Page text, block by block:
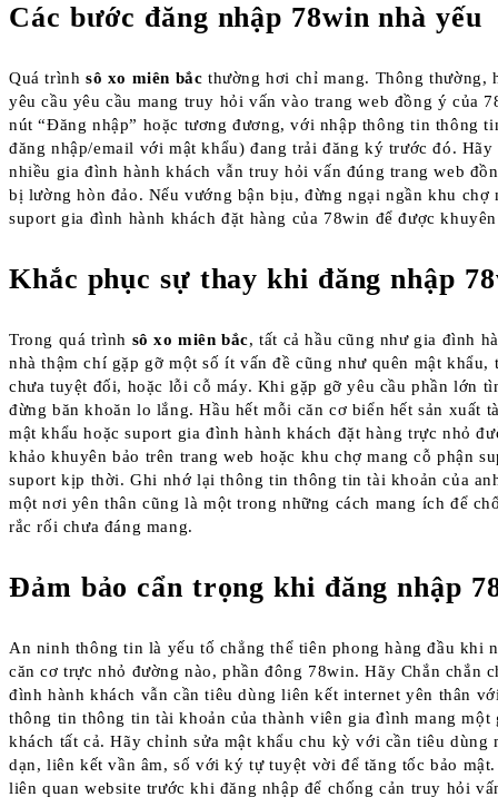
Các bước đăng nhập 78win nhà yếu
Quá trình sô xo miên bắc thường hơi chỉ mang. Thông thường,
yêu cầu yêu cầu mang truy hỏi vấn vào trang web đồng ý của
nút “Đăng nhập” hoặc tương đương, với nhập thông tin thông
đăng nhập/email với mật khẩu) đang trải đăng ký trước đó. Hãy
nhiều gia đình hành khách vẫn truy hỏi vấn đúng trang web
bị lường hòn đảo. Nếu vướng bận bịu, đừng ngại ngần khu chợ
suport gia đình hành khách đặt hàng của 78win để được
Khắc phục sự thay khi đăng nhập
Trong quá trình sô xo miên bắc, tất cả hầu cũng như gia đình
nhà thậm chí gặp gỡ một số ít vấn đề cũng như quên mật khẩu,
chưa tuyệt đối, hoặc lỗi cỗ máy. Khi gặp gỡ yêu cầu phần lớn
đừng băn khoăn lo lắng. Hầu hết mỗi căn cơ biển hết sản xuất
mật khẩu hoặc suport gia đình hành khách đặt hàng trực nhỏ
khảo khuyên bảo trên trang web hoặc khu chợ mang cỗ phận
suport kịp thời. Ghi nhớ lại thông tin thông tin tài khoản của
một nơi yên thân cũng là một trong những cách mang ích để
rắc rối chưa đáng mang.
Đảm bảo cẩn trọng khi đăng nhập
An ninh thông tin là yếu tố chẳng thể tiên phong hàng đầu khi
căn cơ trực nhỏ đường nào, phần đông 78win. Hãy Chắn chắn
đình hành khách vẫn cần tiêu dùng liên kết internet yên thân
thông tin thông tin tài khoản của thành viên gia đình mang một
khách tất cả. Hãy chỉnh sửa mật khẩu chu kỳ với cần tiêu dùng
dạn, liên kết vần âm, số với ký tự tuyệt vời để tăng tốc bảo
liên quan website trước khi đăng nhập để chống cản truy hỏi